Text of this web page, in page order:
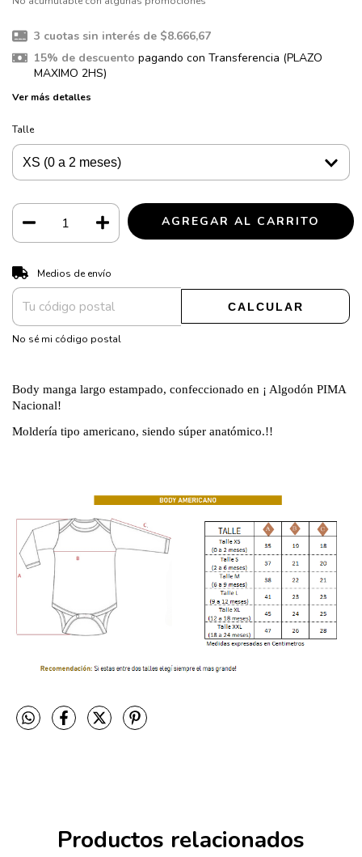
3 cuotas sin interés de $8.666,67
15% de descuento pagando con Transferencia (PLAZO
MAXIMO 2HS)
Ver más detalles
Talle
Entregas para el CP:
Medios de envío
CALCULAR
No sé mi código postal
Body manga largo estampado, confeccionado en ¡ Algodón PIMA
Nacional!
Moldería tipo americano, siendo súper anatómico.!!
Productos relacionados